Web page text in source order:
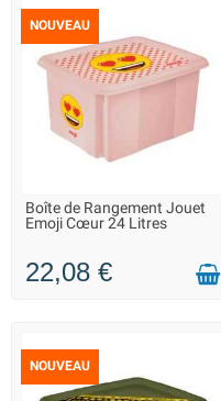
NOUVEAU
LIVRAISON 2 À 3 JOURS
Boîte de Rangement Jouet
Emoji Cœur 24 Litres
22,08 €
NOUVEAU